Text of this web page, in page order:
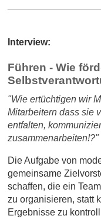
Interview:
Führen - Wie
"Wie ertüchtigen wir
Mitarbeitern dass sie
entfalten,
zusammenarbeiten!?"
Die Aufgabe von
gemeinsame
schaffen, die ein
zu organisieren, statt
Ergebnisse zu